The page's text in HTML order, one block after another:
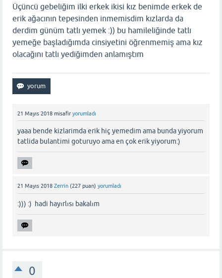
Üçüncü gebeliğim ilki erkek ikisi kız benimde erkek de
erik ağacının tepesinden inmemisdim kızlarda da
derdim günüm tatlı yemek :)) bu hamileliğinde tatlı
yemeğe başladığımda cinsiyetini öğrenmemiş ama kız
olacağını tatlı yediğimden anlamıştım
21 Mayıs 2018 misafir yorumladı
yaaa bende kizlarimda erik hiç yemedim ama bunda yiyorum
tatlida bulantimi goturuyo ama en çok erik yiyorum:)
21 Mayıs 2018 Zerrin (227 puan) yorumladı
:))) :) hadi hayırlısı bakalım
0